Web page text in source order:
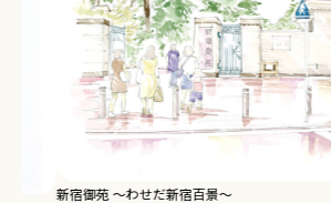
新宿御苑 ～わせだ新宿百景～